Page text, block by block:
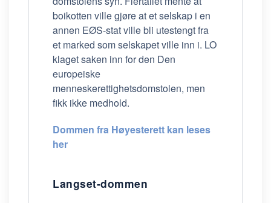
boikotten ville gjøre at et selskap i en
annen EØS-stat ville bli utestengt fra
et marked som selskapet ville inn i. LO
klaget saken inn for den Den
europeiske
menneskerettighetsdomstolen, men
fikk ikke medhold.
Dommen fra Høyesterett kan leses
her
Langset-dommen